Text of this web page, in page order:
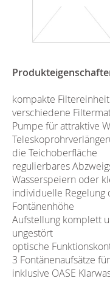
kompakte
verschiedene
Pumpe für attraktive
die Teichoberfläche
regulierbares
Wasserspeiern oder
individuelle Regelung
Fontänenhöhe
Aufstellung komplett
ungestört
optische
3 Fontänenaufsätze
inklusive OASE